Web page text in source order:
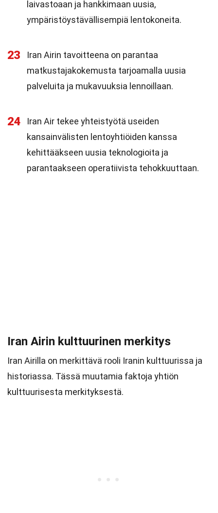
laivastoaan ja hankkimaan uusia,
ympäristöystävällisempiä lentokoneita.
23
Iran Airin tavoitteena on parantaa
matkustajakokemusta tarjoamalla uusia
palveluita ja mukavuuksia lennoillaan.
24
Iran Air tekee yhteistyötä useiden
kansainvälisten lentoyhtiöiden kanssa
kehittääkseen uusia teknologioita ja
parantaakseen operatiivista tehokkuuttaan.
Iran Airin kulttuurinen merkitys
Iran Airilla on merkittävä rooli Iranin kulttuurissa ja
historiassa. Tässä muutamia faktoja yhtiön
kulttuurisesta merkityksestä.